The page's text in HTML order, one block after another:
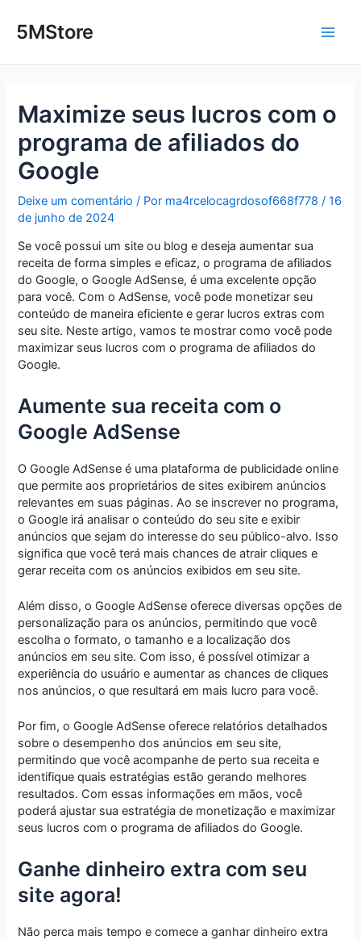
para5MStore
Maximize seus lucros com o
programa de afiliados do
Google
Deixe um comentário / Por ma4rcelocagrdosof668f778/16
de junho de 2024
Se você possui um site ou blog e deseja aumentar sua
receita de forma simples e eficaz, o programa de afiliados
do Google, o Google AdSense, é uma excelente opção
para você. Com o AdSense, você pode monetizar seu
conteúdo de maneira eficiente e gerar lucros extras com
seu site. Neste artigo, vamos te mostrar como você pode
maximizar seus lucros com o programa de afiliados do
Google.
Aumente sua receita com o
Google AdSense
O Google AdSense é uma plataforma de publicidade online
que permite aos proprietários de sites exibirem anúncios
relevantes em suas páginas. Ao se inscrever no programa,
o Google irá analisar o conteúdo do seu site e exibir
anúncios que sejam do interesse do seu público-alvo. Isso
significa que você terá mais chances de atrair cliques e
gerar receita com os anúncios exibidos em seu site.
Além disso, o Google AdSense oferece diversas opções de
personalização para os anúncios, permitindo que você
escolha o formato, o tamanho e a localização dos
anúncios em seu site. Com isso, é possível otimizar a
experiência do usuário e aumentar as chances de cliques
nos anúncios, o que resultará em mais lucro para você.
Por fim, o Google AdSense oferece relatórios detalhados
sobre o desempenho dos anúncios em seu site,
permitindo que você acompanhe de perto sua receita e
identifique quais estratégias estão gerando melhores
resultados. Com essas informações em mãos, você
poderá ajustar sua estratégia de monetização e maximizar
seus lucros com o programa de afiliados do Google.
Ganhe dinheiro extra com seu
site agora!
Não perca mais tempo e comece a ganhar dinheiro extra
navigation